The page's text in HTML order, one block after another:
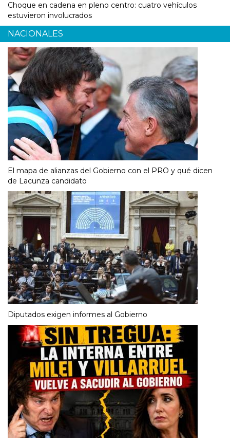
Choque en cadena en pleno centro: cuatro vehículos
estuvieron involucrados
NACIONALES
El mapa de alianzas del Gobierno con el PRO y qué dicen
de Lacunza candidato
Diputados exigen informes al Gobierno